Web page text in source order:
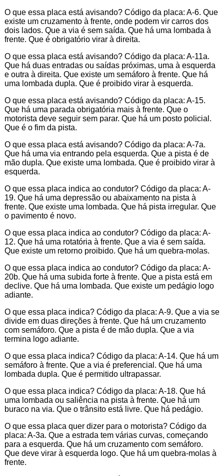
O que essa placa está avisando? Código da placa: A-6. Que
existe um cruzamento à frente, onde podem vir carros dos
dois lados. Que a via é sem saída. Que há uma lombada à
frente. Que é obrigatório virar à direita.
O que essa placa está avisando? Código da placa: A-11a.
Que há duas entradas ou saídas próximas, uma à esquerda
e outra à direita. Que existe um semáforo à frente. Que há
uma lombada dupla. Que é proibido virar à esquerda.
O que essa placa está avisando? Código da placa: A-15.
Que há uma parada obrigatória mais à frente. Que o
motorista deve seguir sem parar. Que há um posto policial.
Que é o fim da pista.
O que essa placa está avisando? Código da placa: A-7a.
Que há uma via entrando pela esquerda. Que a pista é de
mão dupla. Que existe uma lombada. Que é proibido virar à
esquerda.
O que essa placa indica ao condutor? Código da placa: A-
19. Que há uma depressão ou abaixamento na pista à
frente. Que existe uma lombada. Que há pista irregular. Que
o pavimento é novo.
O que essa placa indica ao condutor? Código da placa: A-
12. Que há uma rotatória à frente. Que a via é sem saída.
Que existe um retorno proibido. Que há um quebra-molas.
O que essa placa indica ao condutor? Código da placa: A-
20b. Que há uma subida forte à frente. Que a pista está em
declive. Que há uma lombada. Que existe um pedágio logo
adiante.
O que essa placa indica? Código da placa: A-9. Que a via se
divide em duas direções à frente. Que há um cruzamento
com semáforo. Que a pista é de mão dupla. Que a via
termina logo adiante.
O que essa placa indica? Código da placa: A-14. Que há um
semáforo à frente. Que a via é preferencial. Que há uma
lombada dupla. Que é permitido ultrapassar.
O que essa placa indica? Código da placa: A-18. Que há
uma lombada ou saliência na pista à frente. Que há um
buraco na via. Que o trânsito está livre. Que há pedágio.
O que essa placa quer dizer para o motorista? Código da
placa: A-3a. Que a estrada tem várias curvas, começando
para a esquerda. Que há um cruzamento com semáforo.
Que deve virar à esquerda logo. Que há um quebra-molas à
frente.